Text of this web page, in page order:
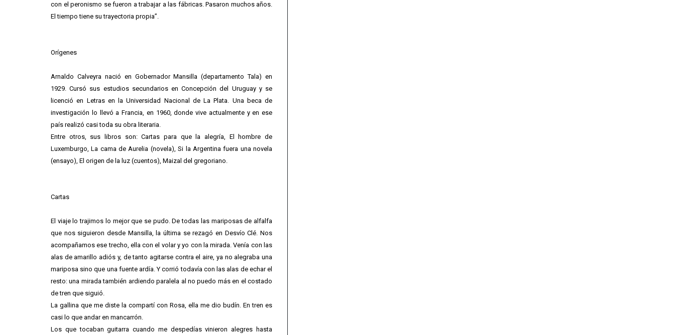
con el peronismo se fueron a trabajar a las fábricas. Pasaron muchos años.
El tiempo tiene su trayectoria propia”.
Orígenes
Arnaldo Calveyra nació en Gobernador Mansilla (departamento Tala) en
1929. Cursó sus estudios secundarios en Concepción del Uruguay y se
licenció en Letras en la Universidad Nacional de La Plata. Una beca de
investigación lo llevó a Francia, en 1960, donde vive actualmente y en ese
país realizó casi toda su obra literaria.
Entre otros, sus libros son: Cartas para que la alegría, El hombre de
Luxemburgo, La cama de Aurelia (novela), Si la Argentina fuera una novela
(ensayo), El origen de la luz (cuentos), Maizal del gregoriano.
Cartas
El viaje lo trajimos lo mejor que se pudo. De todas las mariposas de alfalfa
que nos siguieron desde Mansilla, la última se rezagó en Desvío Clé. Nos
acompañamos ese trecho, ella con el volar y yo con la mirada. Venía con las
alas de amarillo adiós y, de tanto agitarse contra el aire, ya no alegraba una
mariposa sino que una fuente ardía. Y corrió todavía con las alas de echar el
resto: una mirada también ardiendo paralela al no puedo más en el costado
de tren que siguió.
La gallina que me diste la compartí con Rosa, ella me dio budín. En tren es
casi lo que andar en mancarrón.
Los que tocaban guitarra cuando me despedías vinieron alegres hasta